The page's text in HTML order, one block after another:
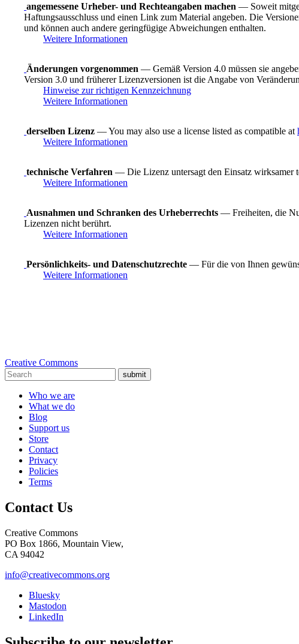
angemessene Urheber- und Rechteangaben machen — Soweit
Haftungsausschluss und einen Link zum Material angeben. Die
und können auch andere geringfügige Abweichungen enthalten.
Weitere Informationen
Änderungen vorgenommen — Gemäß Version 4.0 müssen sie
Version 3.0 und früherer Lizenzversionen ist die Angabe von
Hinweise zur richtigen Kennzeichnung
Weitere Informationen
derselben Lizenz — You may also use a license listed as compatible at
Weitere Informationen
technische Verfahren — Die Lizenz untersagt den Einsatz wirksamer
Weitere Informationen
Ausnahmen und Schranken des Urheberrechts — Freiheiten, die
Lizenzen nicht berührt.
Weitere Informationen
Persönlichkeits- und Datenschutzrechte — Für die von Ihnen
Weitere Informationen
Creative Commons
submit
Who we are
What we do
Blog
Support us
Store
Contact
Privacy
Policies
Terms
Contact Us
Creative Commons
PO Box 1866, Mountain View,
CA 94042
info@creativecommons.org
Bluesky
Mastodon
LinkedIn